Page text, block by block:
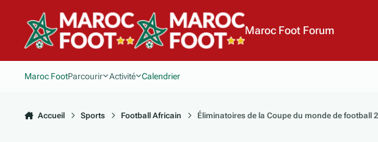
Maroc Foot Forum
Maroc FootParcourir Activité Calendrier
Accueil Sports Football Africain Éliminatoires de la Coupe du monde de football